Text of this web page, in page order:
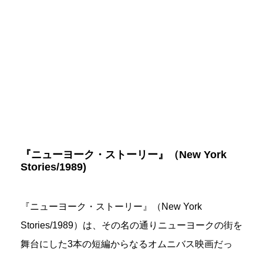
『ニューヨーク・ストーリー』（New York
Stories/1989)
『ニューヨーク・ストーリー』（New York
Stories/1989）は、その名の通りニューヨークの街を
舞台にした3本の短編からなるオムニバス映画だっ